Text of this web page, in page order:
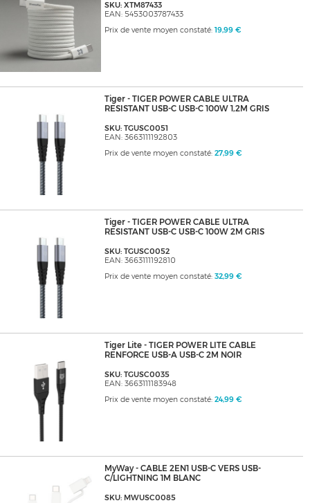
SKU: XTM87433
EAN: 5453003787433
Prix de vente moyen constaté: 19,99 €
Tiger - TIGER POWER CABLE ULTRA
RESISTANT USB-C USB-C 100W 1,2M GRIS
SKU: TGUSC0051
EAN: 3663111192803
Prix de vente moyen constaté: 27,99 €
Tiger - TIGER POWER CABLE ULTRA
RESISTANT USB-C USB-C 100W 2M GRIS
SKU: TGUSC0052
EAN: 3663111192810
Prix de vente moyen constaté: 32,99 €
Tiger Lite - TIGER POWER LITE CABLE
RENFORCE USB-A USB-C 2M NOIR
SKU: TGUSC0035
EAN: 3663111183948
Prix de vente moyen constaté: 24,99 €
MyWay - CABLE 2EN1 USB-C VERS USB-
C/LIGHTNING 1M BLANC
SKU: MWUSC0085